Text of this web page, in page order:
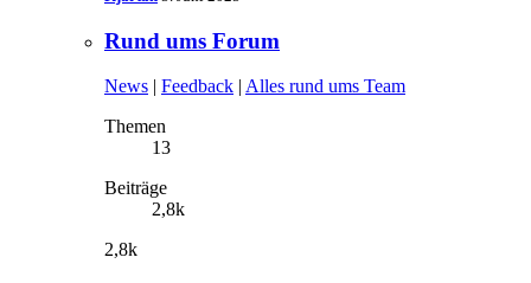
Rund ums Forum
News | Feedback | Alles rund ums Team
Themen
13
Beiträge
2,8k
2,8k